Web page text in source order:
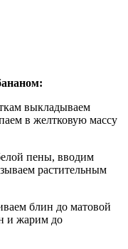
выкладываем
в желтковую массу
пены, вводим
растительным
блин до матовой
и жарим до